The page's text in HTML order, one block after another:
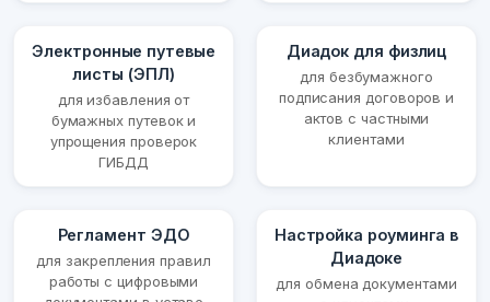
Электронные путевые
листы (ЭПЛ)
для избавления от
бумажных путевок и
упрощения проверок
ГИБДД
Диадок для физлиц
для безбумажного
подписания договоров и
актов с частными
клиентами
Регламент ЭДО
для закрепления правил
работы с цифровыми
Настройка роуминга в
Диадоке
для обмена документами